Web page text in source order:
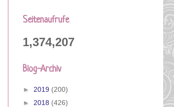
Seitenaufrufe
1,374,207
Blog-Archiv
► 2019 (200)
► 2018 (426)